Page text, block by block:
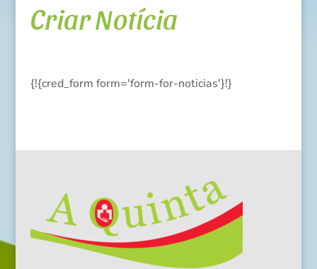
Criar Notícia
{!{cred_form form='form-for-noticias'}!}